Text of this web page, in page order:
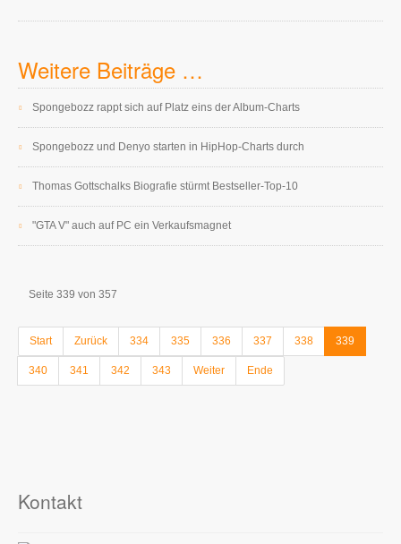
Weitere Beiträge …
Spongebozz rappt sich auf Platz eins der Album-Charts
Spongebozz und Denyo starten in HipHop-Charts durch
Thomas Gottschalks Biografie stürmt Bestseller-Top-10
"GTA V" auch auf PC ein Verkaufsmagnet
Seite 339 von 357
Start Zurück 334 335 336 337 338 339
340 341 342 343 Weiter Ende
Kontakt